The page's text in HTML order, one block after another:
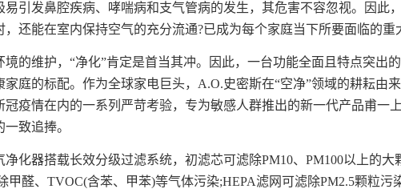
易引发鼻腔疾病、哮喘病和支气管病的发生，其危害不容忽视。因此
，还能在室内保持空气的充分流通?已成为每个家庭当下所要面临的重
境的维护，“净化”肯定是首当其冲。因此，一台功能全面且特点突出
家庭的标配。作为全球家电巨头，A.O.史密斯在“空净”领域的耕耘由
冠疫情在内的一系列严苛考验，专为敏感人群推出的新一代产品甫一
致追捧。
净化器搭载长效分级过滤系统，初滤芯可滤除PM10、PM100以上的大
甲醛、TVOC(含苯、甲苯)等气体污染;HEPA滤网可滤除PM2.5颗粒污